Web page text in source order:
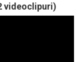
videoclipuri)